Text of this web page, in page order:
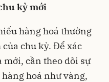
kỳ mới
hàng hoá thường
chu kỳ. Để xác
mới, cần theo dõi sự
hoá như vàng,